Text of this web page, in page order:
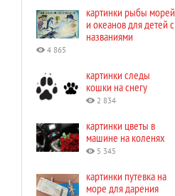
картинки рыбы морей
и океанов для детей с
названиями
4 865
картинки следы
кошки на снегу
2 834
картинки цветы в
машине на коленях
5 345
картинки путевка на
море для дарения